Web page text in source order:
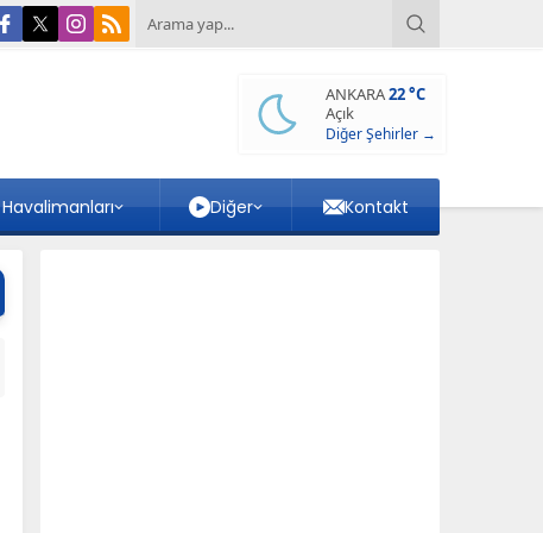
ANKARA22 °C
Açık
Diğer Şehirler →
Havalimanları Diğer Kontakt